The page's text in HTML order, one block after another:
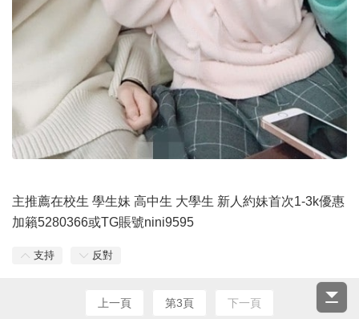
主推薦在校生 學生妹 高中生 大學生 新人約妹首次1-3k優惠
加籟5280366或TG賬號nini9595
支持 反對
上一頁 第3頁 下一頁